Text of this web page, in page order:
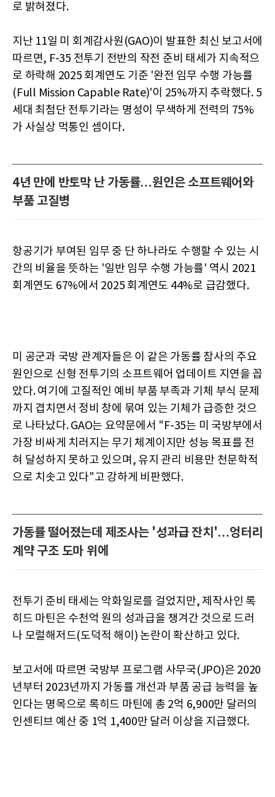
로 밝혀졌다.
지난 11일 미 회계감사원(GAO)이 발표한 최신 보고서에
따르면, F-35 전투기 전반의 작전 준비 태세가 지속적으
로 하락해 2025 회계연도 기준 '완전 임무 수행 가능률
(Full Mission Capable Rate)'이 25%까지 추락했다. 5
세대 최첨단 전투기라는 명성이 무색하게 전력의 75%
가 사실상 먹통인 셈이다.
4년 만에 반토막 난 가동률…원인은 소프트웨어와
부품 고질병
항공기가 부여된 임무 중 단 하나라도 수행할 수 있는 시
간의 비율을 뜻하는 '일반 임무 수행 가능률' 역시 2021
회계연도 67%에서 2025 회계연도 44%로 급감했다.
미 공군과 국방 관계자들은 이 같은 가동률 참사의 주요
원인으로 신형 전투기의 소프트웨어 업데이트 지연을 꼽
았다. 여기에 고질적인 예비 부품 부족과 기체 부식 문제
까지 겹치면서 정비 창에 묶여 있는 기체가 급증한 것으
로 나타났다. GAO는 요약문에서 "F-35는 미 국방부에서
가장 비싸게 치러지는 무기 체계이지만 성능 목표를 전
혀 달성하지 못하고 있으며, 유지 관리 비용만 천문학적
으로 치솟고 있다"고 강하게 비판했다.
가동률 떨어졌는데 제조사는 '성과급 잔치'…엉터리
계약 구조 도마 위에
전투기 준비 태세는 악화일로를 걸었지만, 제작사인 록
히드 마틴은 수천억 원의 성과급을 챙겨간 것으로 드러
나 모럴해저드(도덕적 해이) 논란이 확산하고 있다.
보고서에 따르면 국방부 프로그램 사무국(JPO)은 2020
년부터 2023년까지 가동률 개선과 부품 공급 능력을 높
인다는 명목으로 록히드 마틴에 총 2억 6,900만 달러의
인센티브 예산 중 1억 1,400만 달러 이상을 지급했다.